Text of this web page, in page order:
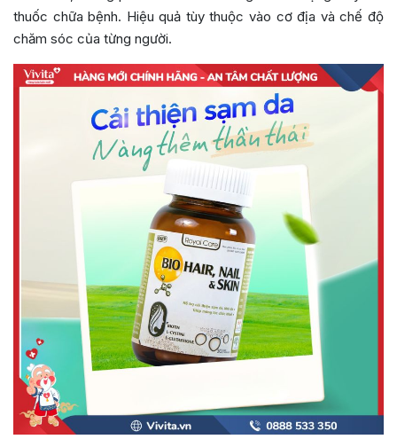
thuốc chữa bệnh. Hiệu quả tùy thuộc vào cơ địa và chế độ
chăm sóc của từng người.